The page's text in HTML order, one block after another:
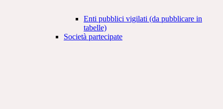
Enti pubblici vigilati (da pubblicare in
tabelle)
Società partecipate